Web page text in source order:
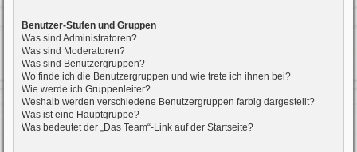
Benutzer-Stufen und Gruppen
Was sind Administratoren?
Was sind Moderatoren?
Was sind Benutzergruppen?
Wo finde ich die Benutzergruppen und wie trete ich ihnen bei?
Wie werde ich Gruppenleiter?
Weshalb werden verschiedene Benutzergruppen farbig dargestellt?
Was ist eine Hauptgruppe?
Was bedeutet der „Das Team“-Link auf der Startseite?